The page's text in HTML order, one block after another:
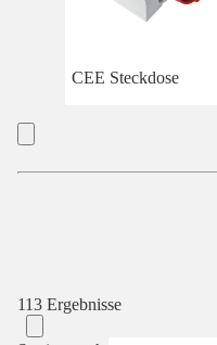
CEE Steckdose
113 Ergebnisse